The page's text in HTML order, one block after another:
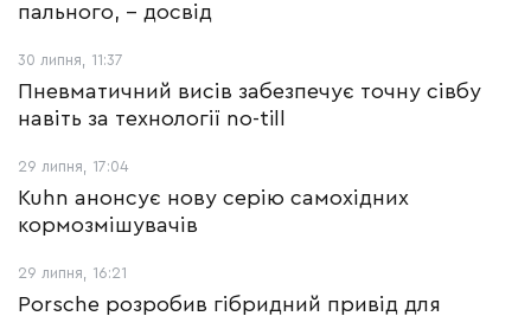
пального, – досвід
30 липня, 11:37
Пневматичний висів забезпечує точну сівбу
навіть за технології no-till
29 липня, 17:04
Kuhn анонсує нову серію самохідних
кормозмішувачів
29 липня, 16:21
Porsche розробив гібридний привід для